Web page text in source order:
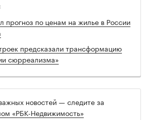
прогноз по ценам на жилье в России
предсказали трансформацию
сюрреализма»
новостей — следите за
«РБК-Недвижимость»